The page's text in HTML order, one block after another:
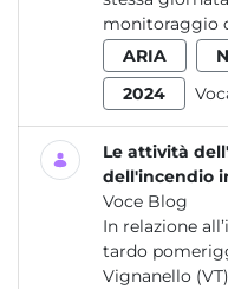
monitoraggio
ARIA
2024
Le attività
dell'incendio
Voce Blog
In relazione
tardo
Vignanello